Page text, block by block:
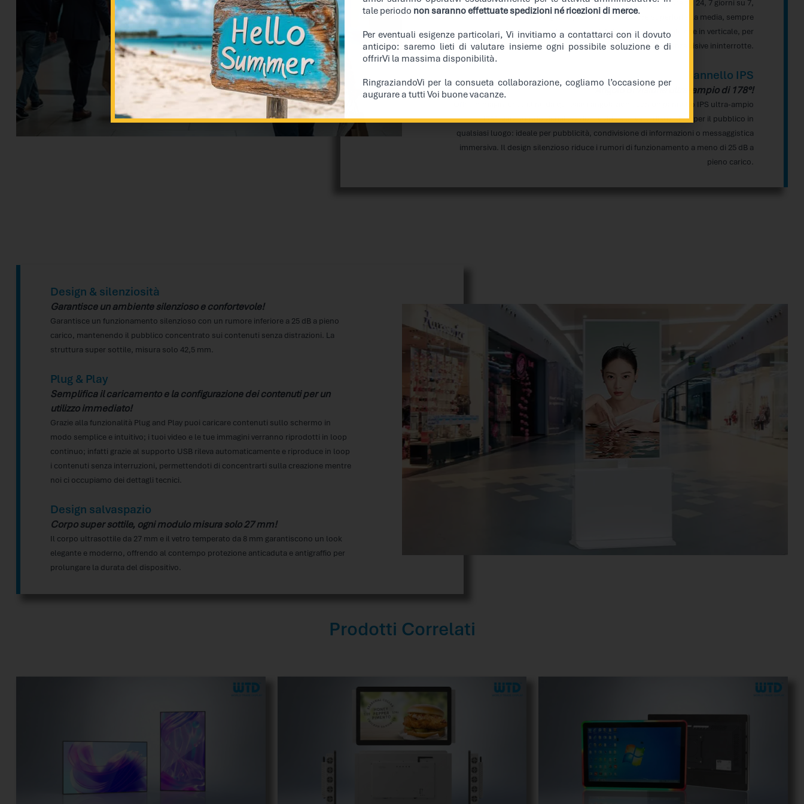
raffreddamento avanzata per un funzionamento affidabile 24 ore su 24, 7 giorni su 7,
offre una qualità dell’immagine e profondità del colore superiori alla media, sempre
con un angolo di visione ultra-ampio di 178° sia in orizzontale che in verticale, per
mostrare esperienze visive ininterrotte.
Pannello IPS
Angolo di visione ultra-ampio di 178°!
Offre immagini cristalline da qualsiasi angolazione con un pannello IPS ultra-ampio
di 178°, garantendo visualizzazioni vivide e prive di distorsioni per il pubblico in
qualsiasi luogo: ideale per pubblicità, condivisione di informazioni o messaggistica
immersiva. Il design silenzioso riduce i rumori di funzionamento a meno di 25 dB a
pieno carico.
Design & silenziosità
Garantisce un ambiente silenzioso e confortevole!
Garantisce un funzionamento silenzioso con un rumore inferiore a 25 dB a pieno
carico, mantenendo il pubblico concentrato sui contenuti senza distrazioni. La
struttura super sottile, misura solo 42,5 mm.
Plug & Play
Semplifica il caricamento e la configurazione dei contenuti per un
utilizzo immediato!
Grazie alla funzionalità Plug and Play puoi caricare contenuti sullo schermo in
modo semplice e intuitivo; i tuoi video e le tue immagini verranno riprodotti in loop
continuo; infatti grazie al supporto USB rileva automaticamente e riproduce in loop
i contenuti senza interruzioni, permettendoti di concentrarti sulla creazione mentre
noi ci occupiamo dei dettagli tecnici.
Design salvaspazio
Corpo super sottile, ogni modulo misura solo 27 mm!
Il corpo ultrasottile da 27 mm e il vetro temperato da 8 mm garantiscono un look
elegante e moderno, offrendo al contempo protezione anticaduta e antigraffio per
prolungare la durata del dispositivo.
Prodotti Correlati
tale periodo non saranno effettuate spedizioni né ricezioni di merce.
Per eventuali esigenze particolari, Vi invitiamo a contattarci con il dovuto
anticipo: saremo lieti di valutare insieme ogni possibile soluzione e di
offrirVi la massima disponibilità.
RingraziandoVi per la consueta collaborazione, cogliamo l’occasione per
augurare a tutti Voi buone vacanze.